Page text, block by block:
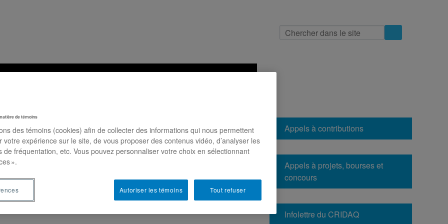
Mutambudi
en philosophie, Université Laval
Appels à contributions
Appels à projets, bourses et
concours
Infolettre du CRIDAQ
de témoins
des témoins (cookies) afin de collecter des informations qui nous permettent
votre expérience sur le site, de vous proposer des contenus vidéo, d’analyser les
de fréquentation, etc. Vous pouvez personnaliser votre choix en sélectionnant
».
Tout refuser
Autoriser les témoins